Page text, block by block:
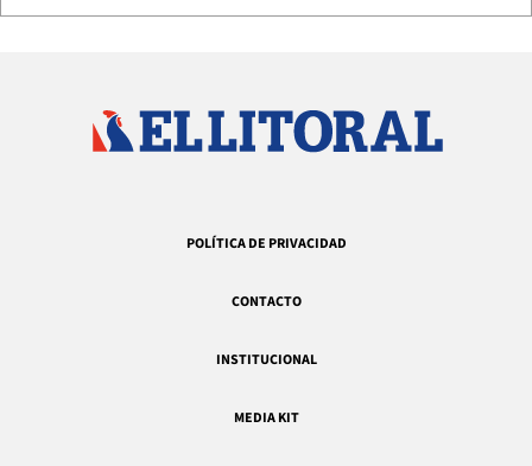
POLÍTICA DE PRIVACIDAD
CONTACTO
INSTITUCIONAL
MEDIA KIT